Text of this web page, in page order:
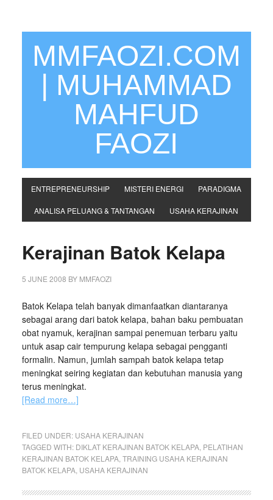
MMFAOZI.COM
| MUHAMMAD
MAHFUD
FAOZI
ENTREPRENEURSHIP MISTERI ENERGI PARADIGMA
ANALISA PELUANG & TANTANGAN USAHA KERAJINAN
Kerajinan Batok Kelapa
5 JUNE 2008 BY MMFAOZI
Batok Kelapa telah banyak dimanfaatkan diantaranya
sebagai arang dari batok kelapa, bahan baku pembuatan
obat nyamuk, kerajinan sampai penemuan terbaru yaitu
untuk asap cair tempurung kelapa sebagai pengganti
formalin. Namun, jumlah sampah batok kelapa tetap
meningkat seiring kegiatan dan kebutuhan manusia yang
terus meningkat.
[Read more…]
FILED UNDER: USAHA KERAJINAN
TAGGED WITH: DIKLAT KERAJINAN BATOK KELAPA, PELATIHAN
KERAJINAN BATOK KELAPA, TRAINING USAHA KERAJINAN
BATOK KELAPA, USAHA KERAJINAN